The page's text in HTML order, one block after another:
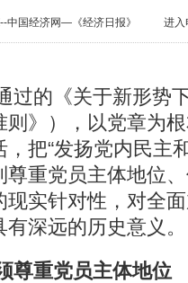
中国经济网—《经济日报》 进入
过的《关于新形势
》），以党章为
把“发扬党内民主
重党员主体地位
实针对性，对全
深远的历史意义。
尊重党员主体地位